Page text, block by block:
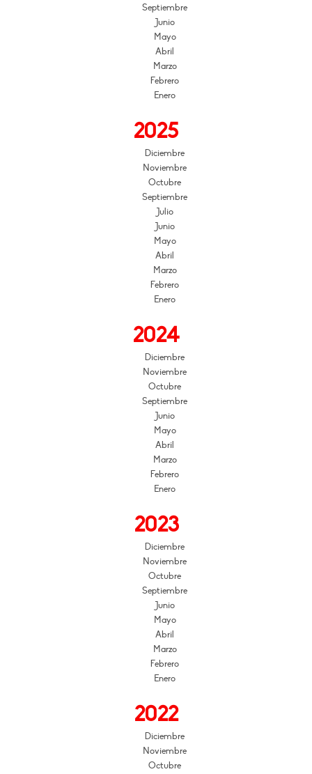
Septiembre
Junio
Mayo
Abril
Marzo
Febrero
Enero
2025
Diciembre
Noviembre
Octubre
Septiembre
Julio
Junio
Mayo
Abril
Marzo
Febrero
Enero
2024
Diciembre
Noviembre
Octubre
Septiembre
Junio
Mayo
Abril
Marzo
Febrero
Enero
2023
Diciembre
Noviembre
Octubre
Septiembre
Junio
Mayo
Abril
Marzo
Febrero
Enero
2022
Diciembre
Noviembre
Octubre